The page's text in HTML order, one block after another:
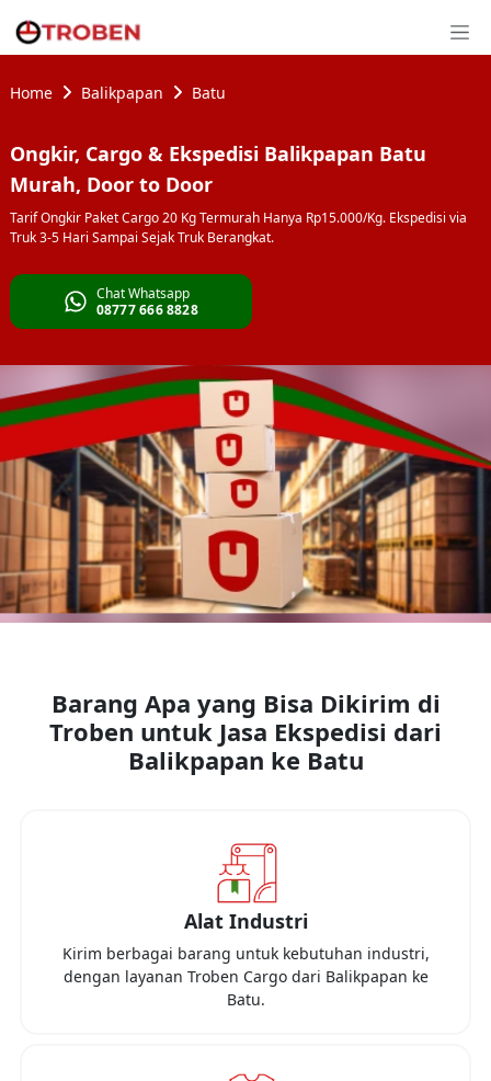
Home Balikpapan Batu
Ongkir, Cargo & Ekspedisi Balikpapan Batu
Murah, Door to Door
Tarif Ongkir Paket Cargo 20 Kg Termurah Hanya Rp15.000/Kg. Ekspedisi via
Truk 3-5 Hari Sampai Sejak Truk Berangkat.
Chat Whatsapp
08777 666 8828
Barang Apa yang Bisa Dikirim di
Troben untuk Jasa Ekspedisi dari
Balikpapan ke Batu
Alat Industri
Kirim berbagai barang untuk kebutuhan industri,
dengan layanan Troben Cargo dari Balikpapan ke
Batu.